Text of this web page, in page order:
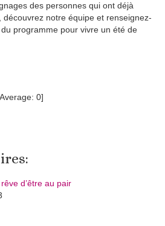
des personnes qui ont déjà
notre équipe et renseignez-
programme pour vivre un été de
Average:0]
d’être au pair